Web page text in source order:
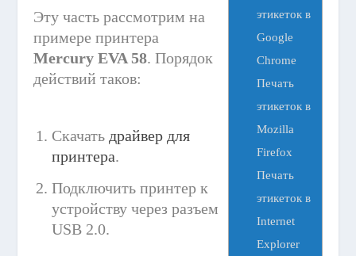
этикеток в
Google
Chrome
Печать
этикеток в
Mozilla
Firefox
Печать
этикеток в
Internet
Explorer
Эту часть рассмотрим на
примере принтера
Mercury EVA 58. Порядок
действий таков:
Скачать драйвер для
принтера.
Подключить принтер к
устройству через разъем
USB 2.0.